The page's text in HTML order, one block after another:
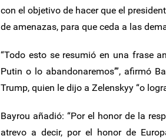
con el objetivo de hacer que el
de amenazas, para que ceda a las
“Todo esto se resumió en una frase
Putin o lo abandonaremos’”, afirmó
Trump, quien le dijo a Zelenskyy “o
Bayrou añadió: “Por el honor de la
atrevo a decir, por el honor de